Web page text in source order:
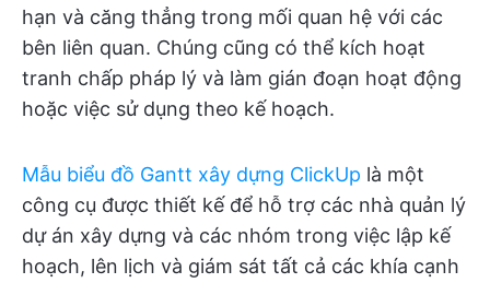
hạn và căng thẳng trong mối quan hệ với các
bên liên quan. Chúng cũng có thể kích hoạt
tranh chấp pháp lý và làm gián đoạn hoạt động
hoặc việc sử dụng theo kế hoạch.
Mẫu biểu đồ Gantt xây dựng ClickUp là một
công cụ được thiết kế để hỗ trợ các nhà quản lý
dự án xây dựng và các nhóm trong việc lập kế
hoạch, lên lịch và giám sát tất cả các khía cạnh